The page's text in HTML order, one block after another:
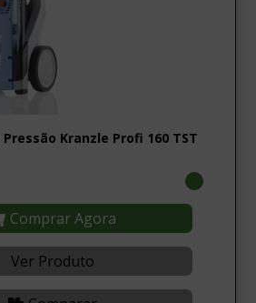
Kranzle Profi 160 TST
Comprar Agora
Ver Produto